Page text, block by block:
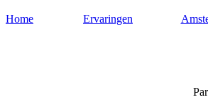
Home Ervaringen